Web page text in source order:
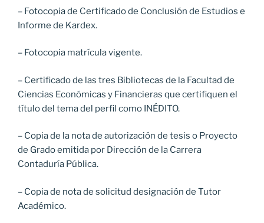
– Fotocopia de Certificado de Conclusión de Estudios e
Informe de Kardex.
– Fotocopia matrícula vigente.
– Certificado de las tres Bibliotecas de la Facultad de
Ciencias Económicas y Financieras que certifiquen el
título del tema del perfil como INÉDITO.
– Copia de la nota de autorización de tesis o Proyecto
de Grado emitida por Dirección de la Carrera
Contaduría Pública.
– Copia de nota de solicitud designación de Tutor
Académico.